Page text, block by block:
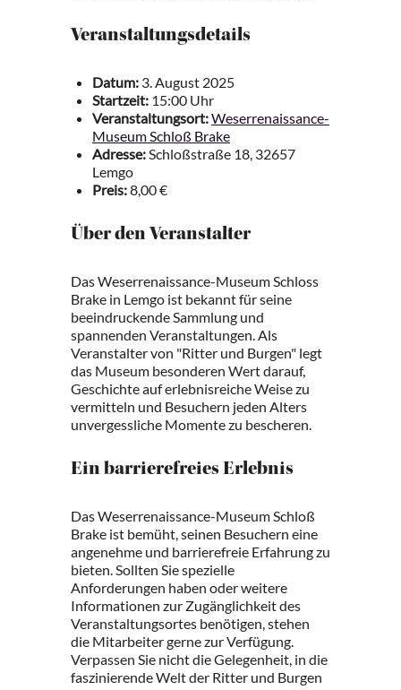
Veranstaltungsdetails
Datum: 3. August 2025
Startzeit: 15:00 Uhr
Veranstaltungsort:Weserrenaissance-
Museum Schloß Brake
Adresse:Schloßstraße 18, 32657
Lemgo
Preis:8,00 €
Über den Veranstalter
Das Weserrenaissance-Museum Schloss
Brake in Lemgo ist bekannt für seine
beeindruckende Sammlung und
spannenden Veranstaltungen. Als
Veranstalter von "Ritter und Burgen" legt
das Museum besonderen Wert darauf,
Geschichte auf erlebnisreiche Weise zu
vermitteln und Besuchern jeden Alters
unvergessliche Momente zu bescheren.
Ein barrierefreies Erlebnis
Das Weserrenaissance-Museum Schloß
Brake ist bemüht, seinen Besuchern eine
angenehme und barrierefreie Erfahrung zu
bieten. Sollten Sie spezielle
Anforderungen haben oder weitere
Informationen zur Zugänglichkeit des
Veranstaltungsortes benötigen, stehen
die Mitarbeiter gerne zur Verfügung.
Verpassen Sie nicht die Gelegenheit, in die
faszinierende Welt der Ritter und Burgen